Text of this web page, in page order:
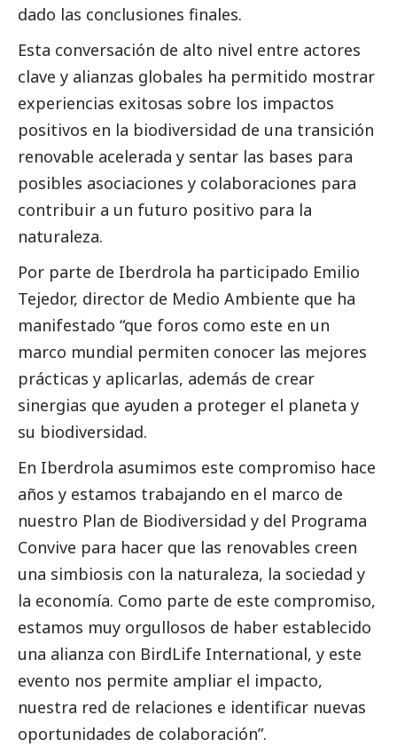
dado las conclusiones finales.
Esta conversación de alto nivel entre actores
clave y alianzas globales ha permitido mostrar
experiencias exitosas sobre los impactos
positivos en la biodiversidad de una transición
renovable acelerada y sentar las bases para
posibles asociaciones y colaboraciones para
contribuir a un futuro positivo para la
naturaleza.
Por parte de Iberdrola ha participado Emilio
Tejedor, director de Medio Ambiente que ha
manifestado “que foros como este en un
marco mundial permiten conocer las mejores
prácticas y aplicarlas, además de crear
sinergias que ayuden a proteger el planeta y
su biodiversidad.
En Iberdrola asumimos este compromiso hace
años y estamos trabajando en el marco de
nuestro Plan de Biodiversidad y del Programa
Convive para hacer que las renovables creen
una simbiosis con la naturaleza, la sociedad y
la economía. Como parte de este compromiso,
estamos muy orgullosos de haber establecido
una alianza con BirdLife International, y este
evento nos permite ampliar el impacto,
nuestra red de relaciones e identificar nuevas
oportunidades de colaboración”.